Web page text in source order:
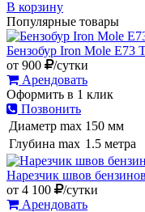
Бензобур Iron Mole E73
от900
/сутки
Арендовать
Оформить в 1 клик
Позвонить
Диаметр max 150 мм
Глубина max
Нарезчик швов
от4 100
/сутки
Арендовать
Оформить в 1 клик
Позвонить